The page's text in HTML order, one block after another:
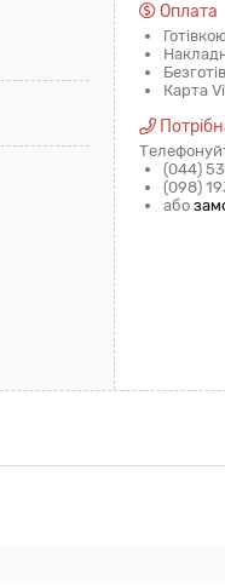
Оплата
Карта
(044)
(098)
або